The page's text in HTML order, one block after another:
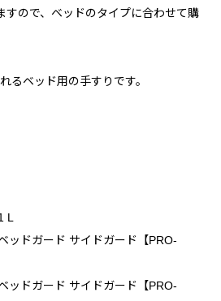
すので、ベッドのタイプに合わせて購
るベッド用の手すりです。
L
ッドガード サイドガード【PRO-
ッドガード サイドガード【PRO-